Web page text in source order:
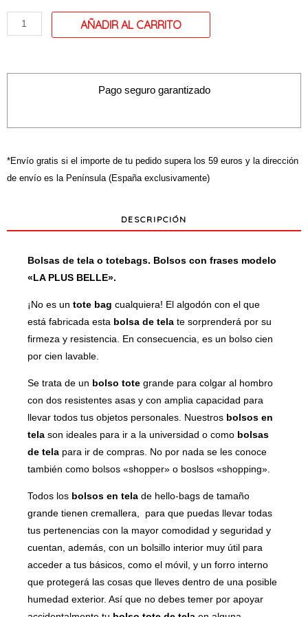
modelo
Pago seguro garantizado
*Envío gratis si el importe de tu pedido supera los 59 euros y la dirección
de envío es la Península (España exclusivamente)
DESCRIPCIÓN
Bolsas de tela o totebags. Bolsos con frases modelo
«LA PLUS BELLE».
¡No es un tote bag cualquiera! El algodón con el que
está fabricada esta bolsa de tela te sorprenderá por su
firmeza y resistencia. En consecuencia, es un bolso cien
por cien lavable.
Se trata de un bolso tote grande para colgar al hombro
con dos resistentes asas y con amplia capacidad para
llevar todos tus objetos personales. Nuestros bolsos en
tela son ideales para ir a la universidad o como bolsas
de tela para ir de compras. No por nada se les conoce
también como bolsos «shopper» o boslsos «shopping».
Todos los bolsos en tela de hello-bags de tamaño
grande tienen cremallera, para que puedas llevar todas
tus pertenencias con la mayor comodidad y seguridad y
cuentan, además, con un bolsillo interior muy útil para
acceder a tus básicos, como el móvil, y un forro interno
que protegerá las cosas que lleves dentro de una posible
humedad exterior. Así que no debes temer por apoyar